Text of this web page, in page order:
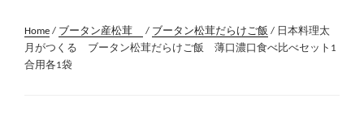
Home / ブータン産松茸 / ブータン松茸だらけご飯 / 日本料理太
月がつくる ブータン松茸だらけご飯 薄口濃口食べ比べセット1
合用各1袋